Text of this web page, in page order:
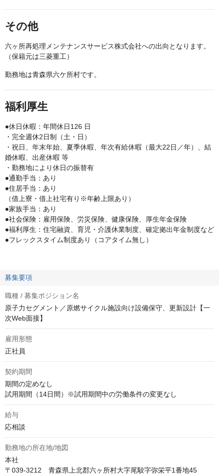
その他
六ヶ所再処理メンテナンスサービス株式会社への出向となります。
（保籍元は三菱重工）
勤務地は青森県六ケ所村です。
福利厚生
●休日休暇：年間休日126 日
・完全週休2日制（土・日）
・祝日、年末年始、夏季休暇、年次有給休暇（最大22日／年）、結
婚休暇、出産休暇 等
・勤務地により休日の振替有
●通勤手当：あり
●住居手当：あり
（借上寮・借上社宅有り※年齢上限あり）
●家族手当：あり
●社会保険：雇用保険、労災保険、健康保険、厚生年金保険
●福利厚生：住宅融資、育児・介護休業制度、確定拠出年金制度など
●フレックスタイム制度あり（コアタイム無し）
募集要項
職種 / 募集ポジション名
原子力セグメント／原燃サイクル施設向け設備保守、更新設計【一
次Web面接】
雇用形態
正社員
契約期間
期間の定めなし
試用期間（14日間）※試用期間中の労働条件の変更なし
給与
応相談
勤務地の所在地/地図
本社
〒039-3212　青森県上北郡六ヶ所村大字尾駮字弥栄平1番地45